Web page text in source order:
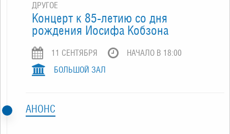
ДРУГОЕ
Концерт к 85-летию со дня
рождения Иосифа Кобзона
11 СЕНТЯБРЯ
НАЧАЛО В 18:00
БОЛЬШОЙ ЗАЛ
АНОНС